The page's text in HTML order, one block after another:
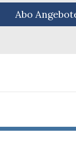
Abo